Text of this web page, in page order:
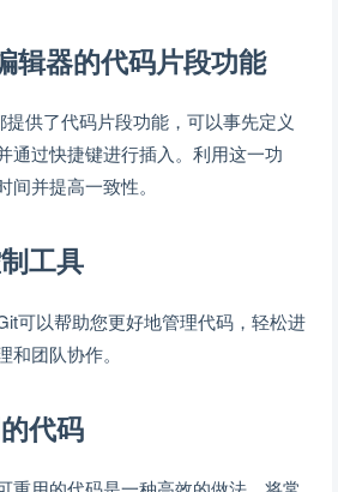
辑器的代码片段功能
供了代码片段功能，可以事先定义
通过快捷键进行插入。利用这一功
并提高一致性。
工具
可以帮助您更好地管理代码，轻松进
团队协作。
代码